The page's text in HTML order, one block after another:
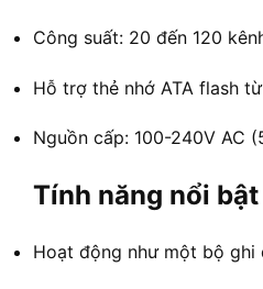
Công suất: 20 đến 120
Hỗ trợ thẻ nhớ ATA flash
Nguồn cấp: 100-240V AC
Tính năng nổi
Hoạt động như một bộ ghi